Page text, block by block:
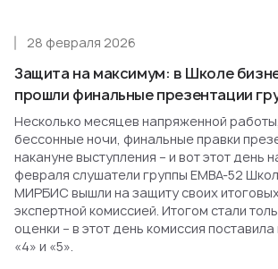
Защита на максимум: в Школе
прошли финальные презентации
28 февраля 2026
Несколько месяцев напряженной
бессонные ночи, финальные правки
накануне выступления – и вот этот день
февраля слушатели группы EMBA-52
МИРБИС вышли на защиту своих
экспертной комиссией. Итогом стали
оценки – в этот день комиссия
«4» и «5».